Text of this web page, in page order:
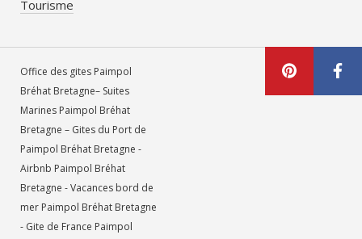
Tourisme
Office des gites Paimpol
Bréhat Bretagne– Suites
Marines Paimpol Bréhat
Bretagne – Gites du Port de
Paimpol Bréhat Bretagne -
Airbnb Paimpol Bréhat
Bretagne - Vacances bord de
mer Paimpol Bréhat Bretagne
- Gite de France Paimpol